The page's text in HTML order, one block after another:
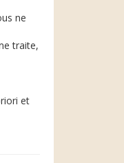
ne
traite,
et